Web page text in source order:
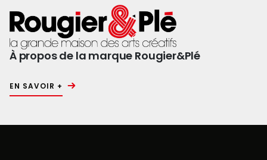
À propos de la marque Rougier&Plé
EN SAVOIR +